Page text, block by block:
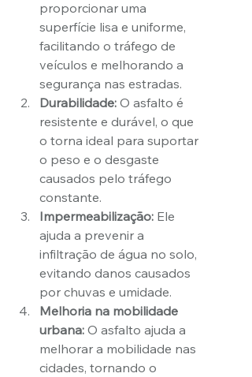
proporcionar uma
superfície lisa e uniforme,
facilitando o tráfego de
veículos e melhorando a
segurança nas estradas.
Durabilidade: O asfalto é
resistente e durável, o que
o torna ideal para suportar
o peso e o desgaste
causados pelo tráfego
constante.
Impermeabilização: Ele
ajuda a prevenir a
infiltração de água no solo,
evitando danos causados
por chuvas e umidade.
Melhoria na mobilidade
urbana: O asfalto ajuda a
melhorar a mobilidade nas
cidades, tornando o